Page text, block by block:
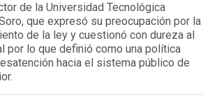
de la Universidad Tecnológica
que expresó su preocupación por la
de la ley y cuestionó con dureza al
por lo que definió como una política
hacia el sistema público de